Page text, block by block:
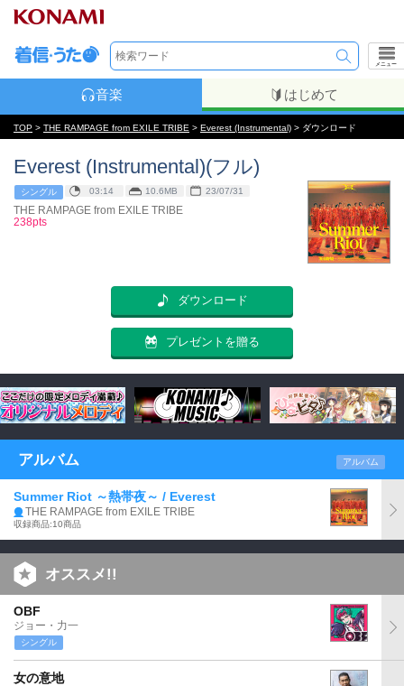
メニュー
音楽 はじめて
TOP > THE RAMPAGE from EXILE TRIBE > Everest (Instrumental) > ダウンロード
Everest (Instrumental)(フル)
シングル 03:14 10.6MB 23/07/31
THE RAMPAGE from EXILE TRIBE
238pts
ダウンロード
プレゼントを贈る
アルバム アルバム
Summer Riot ～熱帯夜～ / Everest
THE RAMPAGE from EXILE TRIBE
収録商品:10商品
オススメ!!
OBF
ジョー・力一
シングル
女の意地